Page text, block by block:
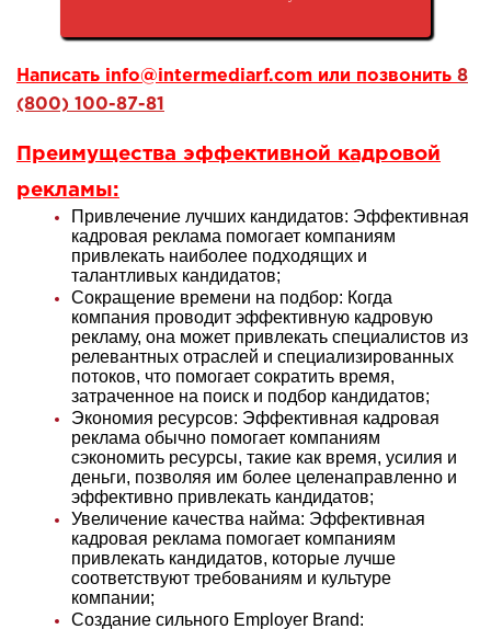
Написать info@intermediarf.com или позвонить 8
(800) 100-87-81
Преимущества эффективной кадровой
рекламы:
Привлечение лучших кандидатов: Эффективная
кадровая реклама помогает компаниям
привлекать наиболее подходящих и
талантливых кандидатов;
Сокращение времени на подбор: Когда
компания проводит эффективную кадровую
рекламу, она может привлекать специалистов из
релевантных отраслей и специализированных
потоков, что помогает сократить время,
затраченное на поиск и подбор кандидатов;
Экономия ресурсов: Эффективная кадровая
реклама обычно помогает компаниям
сэкономить ресурсы, такие как время, усилия и
деньги, позволяя им более целенаправленно и
эффективно привлекать кандидатов;
Увеличение качества найма: Эффективная
кадровая реклама помогает компаниям
привлекать кандидатов, которые лучше
соответствуют требованиям и культуре
компании;
Создание сильного Employer Brand: